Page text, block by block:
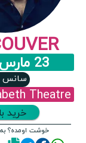
23 مارس, 2025
سانس
Theatre
خرید
خوشت اومده؟ به